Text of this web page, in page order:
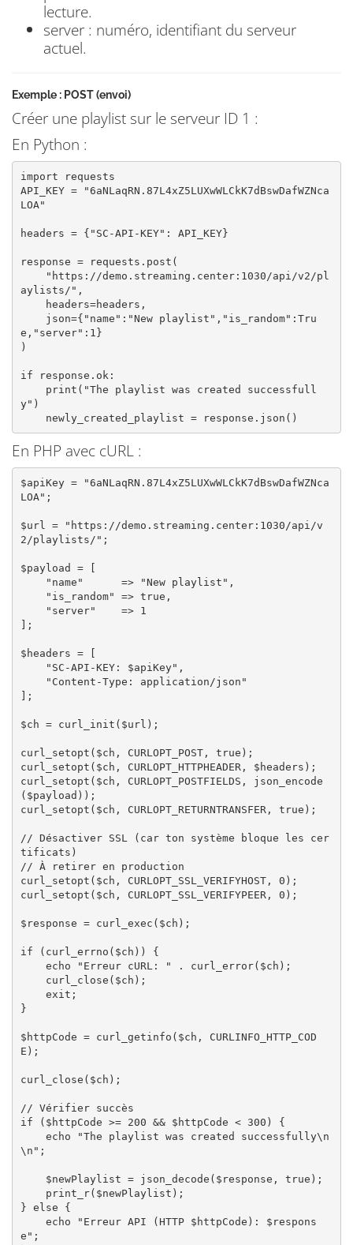
lecture.
server : numéro, identifiant du serveur
actuel.
Exemple : POST (envoi)
Créer une playlist sur le serveur ID 1 :
En Python :
import requests
API_KEY = "6aNLaqRN.87L4xZ5LUXwWLCkK7dBswDafWZNca
LOA"
headers = {"SC-API-KEY": API_KEY}
response = requests.post(
aylists/",
e,"server":1}
)
if response.ok:
y")
    newly_created_playlist = response.json()
En PHP avec cURL :
$apiKey = "6aNLaqRN.87L4xZ5LUXwWLCkK7dBswDafWZNca
LOA";
$url = "https://demo.streaming.center:1030/api/v
2/playlists/";
$payload = [
];
$headers = [
];
$ch = curl_init($url);
curl_setopt($ch, CURLOPT_POST, true);
curl_setopt($ch, CURLOPT_HTTPHEADER, $headers);
curl_setopt($ch, CURLOPT_POSTFIELDS, json_encode
($payload));
curl_setopt($ch, CURLOPT_RETURNTRANSFER, true);
// Désactiver SSL (car ton système bloque les cer
tificats)
// À retirer en production
curl_setopt($ch, CURLOPT_SSL_VERIFYHOST, 0);
curl_setopt($ch, CURLOPT_SSL_VERIFYPEER, 0);
$response = curl_exec($ch);
if (curl_errno($ch)) {
}
$httpCode = curl_getinfo($ch, CURLINFO_HTTP_COD
E);
curl_close($ch);
// Vérifier succès
if ($httpCode >= 200 && $httpCode < 300) {
\n";
} else {
e";